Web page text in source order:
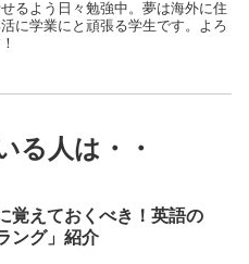
るよう日々勉強中。夢は海外に住
に学業にと頑張る学生です。よろ
る人は・・
覚えておくべき！英語の
ング」紹介